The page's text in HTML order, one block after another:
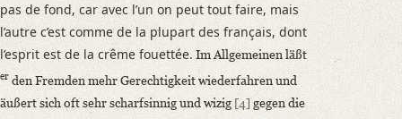
pas de fond, car avec l’un on peut tout faire, mais
l’autre c’est comme de la plupart des français, dont
l’esprit est de la crême fouettée. Im Allgemeinen läßt
er den Fremden mehr Gerechtigkeit wiederfahren und
äußert sich oft sehr scharfsinnig und wizig [4] gegen die